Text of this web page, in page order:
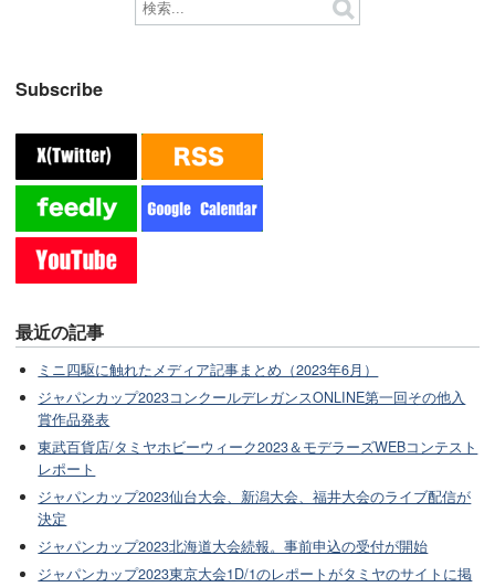
Subscribe
最近の記事
ミニ四駆に触れたメディア記事まとめ（2023年6月）
ジャパンカップ2023コンクールデレガンスONLINE第一回その他入
賞作品発表
東武百貨店/タミヤホビーウィーク2023＆モデラーズWEBコンテスト
レポート
ジャパンカップ2023仙台大会、新潟大会、福井大会のライブ配信が
決定
ジャパンカップ2023北海道大会続報。事前申込の受付が開始
ジャパンカップ2023東京大会1D/1のレポートがタミヤのサイトに掲